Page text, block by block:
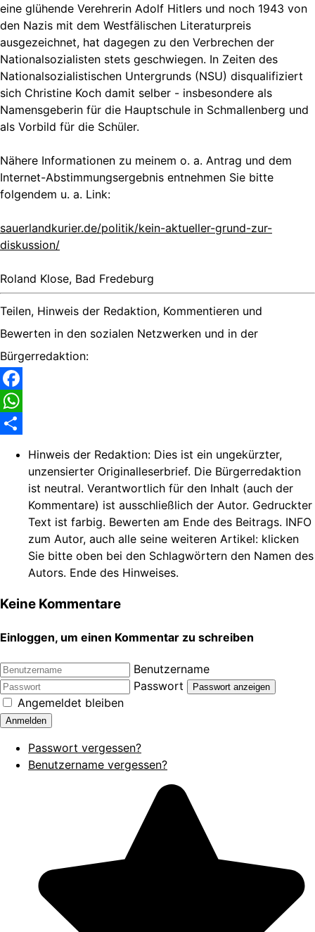
eine glühende Verehrerin Adolf Hitlers und noch 1943 von
den Nazis mit dem Westfälischen Literaturpreis
ausgezeichnet, hat dagegen zu den Verbrechen der
Nationalsozialisten stets geschwiegen. In Zeiten des
Nationalsozialistischen Untergrunds (NSU) disqualifiziert
sich Christine Koch damit selber - insbesondere als
Namensgeberin für die Hauptschule in Schmallenberg und
als Vorbild für die Schüler.
Nähere Informationen zu meinem o. a. Antrag und dem
Internet-Abstimmungsergebnis entnehmen Sie bitte
folgendem u. a. Link:
sauerlandkurier.de/politik/kein-aktueller-grund-zur-
diskussion/
Roland Klose, Bad Fredeburg
Teilen, Hinweis der Redaktion, Kommentieren und
Bewerten in den sozialen Netzwerken und in der
Bürgerredaktion:
Facebook
WhatsApp
Hinweis der Redaktion: Dies ist ein ungekürzter,
unzensierter Originalleserbrief. Die Bürgerredaktion
ist neutral. Verantwortlich für den Inhalt (auch der
Kommentare) ist ausschließlich der Autor. Gedruckter
Text ist farbig. Bewerten am Ende des Beitrags. INFO
zum Autor, auch alle seine weiteren Artikel: klicken
Sie bitte oben bei den Schlagwörtern den Namen des
Autors. Ende des Hinweises.
Keine Kommentare
Einloggen, um einen Kommentar zu schreiben
Benutzername
Passwort
Passwort anzeigen
Angemeldet bleiben
Anmelden
Passwort vergessen?
Benutzername vergessen?